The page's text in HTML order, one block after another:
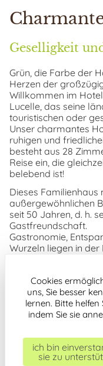
Geselligkeit
Grün, die Farbe der
Herzen der
Willkommen im
Lucelle, das seine
touristischen oder
Unser charmantes
ruhigen und
besteht aus 28
Reise ein, die
belebend ist!
Dieses Familienhaus
außergewöhnlichen
seit 50 Jahren, d. h.
Gastfreundschaft.
Gastronomie,
Wurzeln liegen in
Cookies
uns, Sie besser
lernen. Bitte helfen
indem Sie sie
ich bin
sie zu